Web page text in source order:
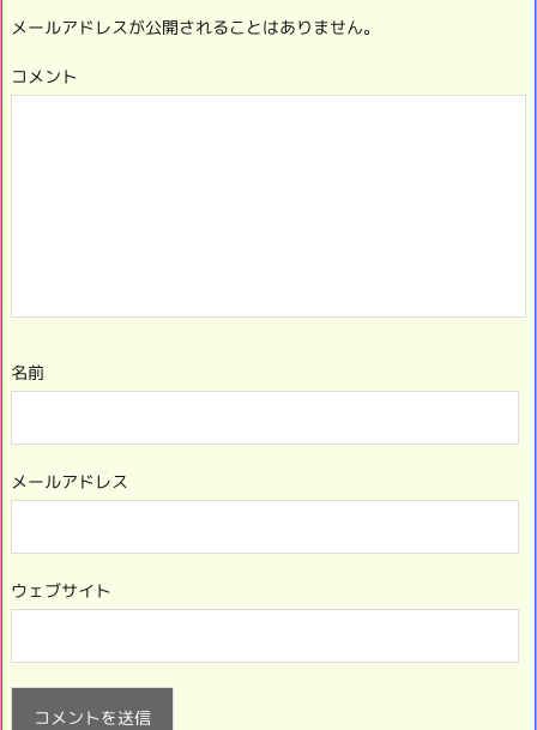
メールアドレスが公開されることはありません。
コメント
名前
メールアドレス
ウェブサイト